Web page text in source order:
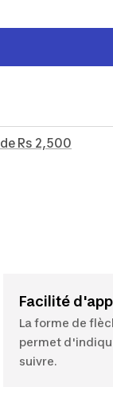
Rs 2,500
Facilité
La forme de
permet
suivre.